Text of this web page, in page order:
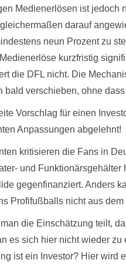
Medienerlösen ist jedoch
darauf
neun Prozent zu
kurzfristig
die DFL nicht. Die
bald verschieben, ohne
Vorschlag für einen
Anpassungen abgelehnt!
kritisieren die Fans in
und
gegenfinanziert. Anders
Profifußballs nicht aus
die Einschätzung teilt,
es sich hier nicht wieder
ist ein Investor? Hier wird